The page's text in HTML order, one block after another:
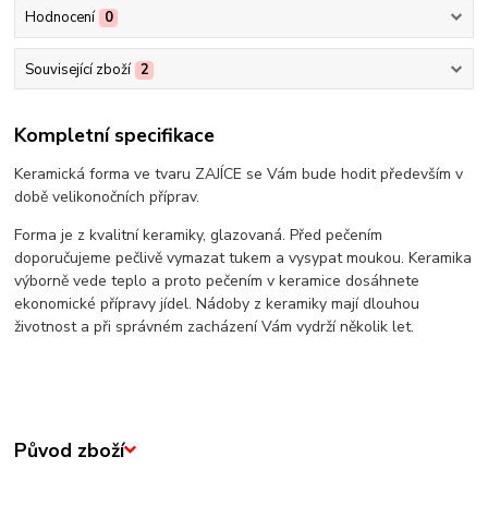
Hodnocení 0
Související zboží 2
Kompletní specifikace
Keramická forma ve tvaru ZAJÍCE se Vám bude hodit především v
době velikonočních příprav.
Forma je z kvalitní keramiky, glazovaná. Před pečením
doporučujeme pečlivě vymazat tukem a vysypat moukou. Keramika
výborně vede teplo a proto pečením v keramice dosáhnete
ekonomické přípravy jídel. Nádoby z keramiky mají dlouhou
životnost a při správném zacházení Vám vydrží několik let.
Původ zboží